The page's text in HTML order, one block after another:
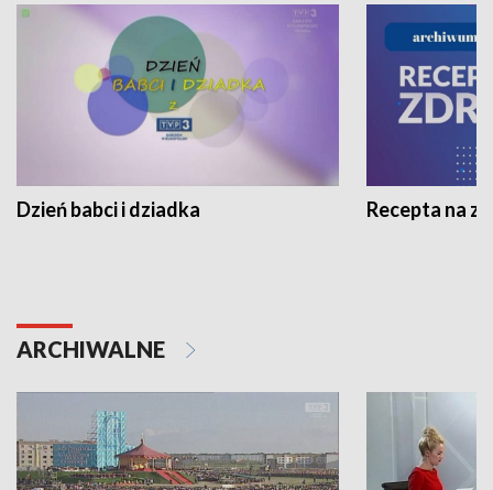
Dzień babci i dziadka Recepta na
ARCHIWALNE